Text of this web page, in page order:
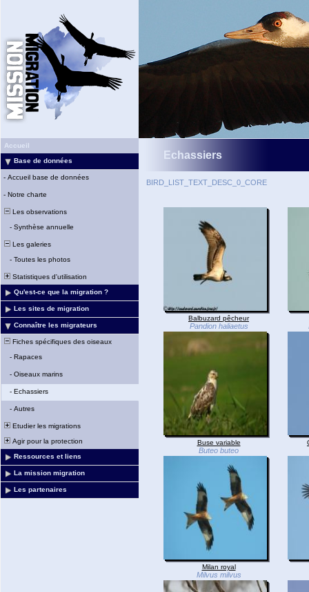
Accueil
Base de données
- Accueil base de données
- Notre charte
Les observations
- Synthèse annuelle
Les galeries
- Toutes les photos
Statistiques d'utilisation
Qu'est-ce que la migration ?
Les sites de migration
Connaître les migrateurs
Fiches spécifiques des oiseaux
- Rapaces
- Oiseaux marins
- Echassiers
- Autres
Etudier les migrations
Agir pour la protection
Ressources et liens
La mission migration
Les partenaires
Echassiers
BIRD_LIST_TEXT_DESC_0_CORE
Balbuzard pêcheur
Pandion haliaetus
Buse variable
Buteo buteo
Milan royal
Milvus milvus